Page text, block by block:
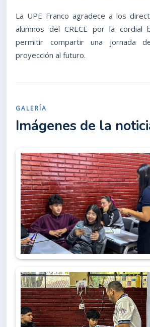
La UPE Franco agradece a los
alumnos del CRECE por la cordial
permitir compartir una jornada
proyección al futuro.
GALERÍA
Imágenes de la